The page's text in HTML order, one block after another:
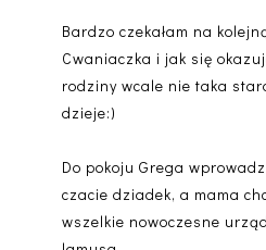
Bardzo czekałam na
Cwaniaczka i jak się
rodziny wcale nie taka
dzieje:)
Do pokoju Grega
czacie dziadek, a mama
wszelkie nowoczesne